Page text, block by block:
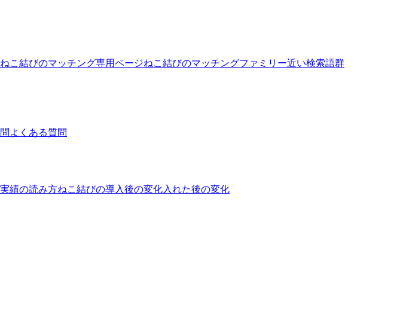
ねこ結びのマッチング専用ページねこ結びのマッチングファミリー近い検索語群
よくある質問
実績の読み方ねこ結びの導入後の変化入れた後の変化